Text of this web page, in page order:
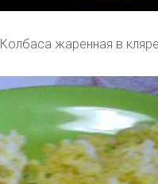
Колбаса жаренная в